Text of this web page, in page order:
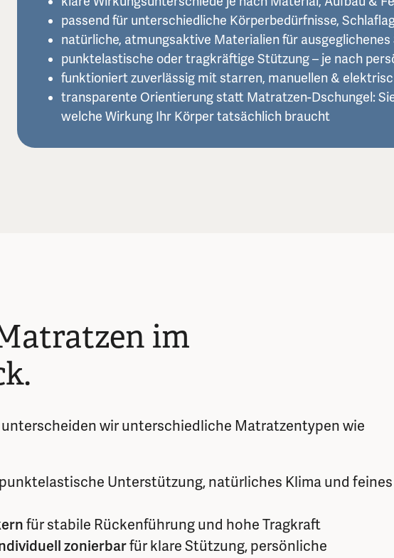
passend für unterschiedliche Körperbedürfnisse,
natürliche, atmungsaktive Materialien für
punktelastische oder tragkräftige Stützung – je nach
funktioniert zuverlässig mit starren, manuellen &
transparente Orientierung statt Matratzen-Dschungel:
welche Wirkung Ihr Körper tatsächlich braucht
im
wir unterschiedliche Matratzentypen wie
Unterstützung, natürliches Klima und feines
für stabile Rückenführung und hohe Tragkraft
zonierbarfür klare Stützung, persönliche